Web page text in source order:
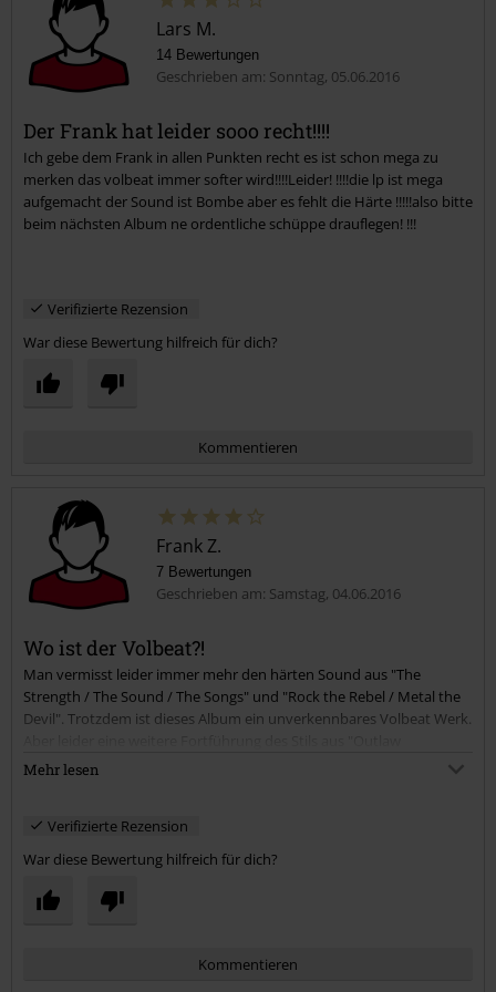
Kommentar jetzt abschicken!
Lars M.
14 Bewertungen
Geschrieben am: Sonntag, 05.06.2016
Der Frank hat leider sooo recht!!!!
Ich gebe dem Frank in allen Punkten recht es ist schon mega zu
merken das volbeat immer softer wird!!!!Leider! !!!!die lp ist mega
aufgemacht der Sound ist Bombe aber es fehlt die Härte !!!!!also bitte
beim nächsten Album ne ordentliche schüppe drauflegen! !!!
Verifizierte Rezension
War diese Bewertung hilfreich für dich?
Kommentieren
Kommentar jetzt abschicken!
Frank Z.
7 Bewertungen
Geschrieben am: Samstag, 04.06.2016
Wo ist der Volbeat?!
Man vermisst leider immer mehr den härten Sound aus "The
Strength / The Sound / The Songs" und "Rock the Rebel / Metal the
Devil". Trotzdem ist dieses Album ein unverkennbares Volbeat Werk.
Gentlemen & Shady Ladies", mit weniger harten aber melodischen /
PS: Die Vinyl-Edition des neuen Album besitzt dennoch beste
Qualität. Schönes Gatefold-Cover und schwere Vinyls (180 Gramm).
Mehr lesen
Verifizierte Rezension
War diese Bewertung hilfreich für dich?
Kommentieren